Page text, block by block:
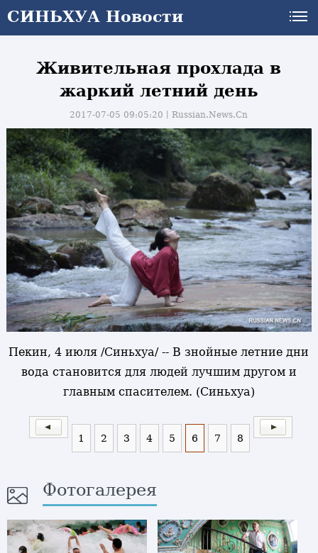
СИНЬХУА Новости
Живительная прохлада в
жаркий летний день
2017-07-05 09:05:20丨Russian.News.Cn
Пекин, 4 июля /Синьхуа/ -- В знойные летние дни
вода становится для людей лучшим другом и
главным спасителем. (Синьхуа)
1 2 3 4 5 6 7 8
Фотогалерея